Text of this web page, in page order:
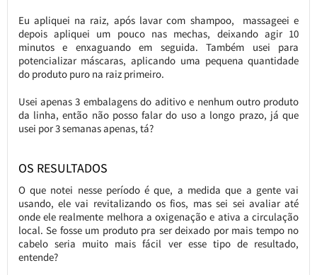
Eu apliquei na raiz, após lavar com shampoo, massageei e
depois apliquei um pouco nas mechas, deixando agir 10
minutos e enxaguando em seguida. Também usei para
potencializar máscaras, aplicando uma pequena quantidade
do produto puro na raiz primeiro.
Usei apenas 3 embalagens do aditivo e nenhum outro produto
da linha, então não posso falar do uso a longo prazo, já que
usei por 3 semanas apenas, tá?
OS RESULTADOS
O que notei nesse período é que, a medida que a gente vai
usando, ele vai revitalizando os fios, mas sei sei avaliar até
onde ele realmente melhora a oxigenação e ativa a circulação
local. Se fosse um produto pra ser deixado por mais tempo no
cabelo seria muito mais fácil ver esse tipo de resultado,
entende?